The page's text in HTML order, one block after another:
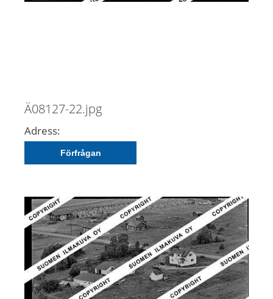
Ä08127-22.jpg
Adress:
Förfrågan